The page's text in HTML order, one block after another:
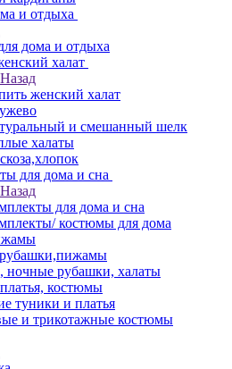
и отдыха
дома и отдыха
халат
Назад
женский халат
и смешанный шелк
халаты
для дома и сна
Назад
для дома и сна
костюмы для дома
рубашки, халаты
костюмы
туники и платья
и трикотажные костюмы